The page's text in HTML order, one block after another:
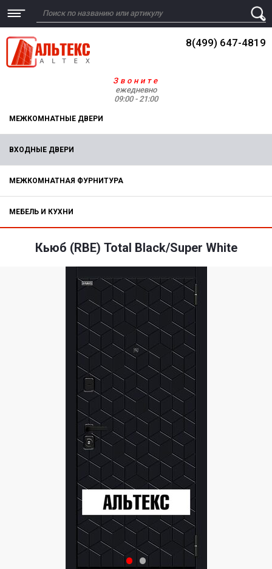
8(499) 647-4819
Звоните
ежедневно
09:00 - 21:00
МЕЖКОМНАТНЫЕ ДВЕРИ
ВХОДНЫЕ ДВЕРИ
МЕЖКОМНАТНАЯ ФУРНИТУРА
МЕБЕЛЬ И КУХНИ
Кьюб (RBE) Total Black/Super White